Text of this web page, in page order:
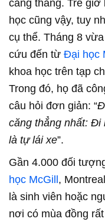
căng thẳng. Trễ giờ
học cũng vậy, tuy
cụ thể. Tháng 8
cứu đến từ Đại học
khoa học trên tạp
Trong đó, họ đã
câu hỏi đơn giản: “
căng thẳng nhất: Đi
là tự lái xe”.
Gần 4.000 đối
học McGill ,
là sinh viên hoặc
nơi có mùa đồng